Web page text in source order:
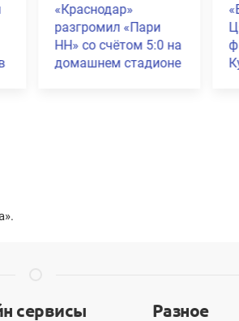
в
РПЛ
ФК «Краснодар»
отмечает 18-летие
сервисы Разное